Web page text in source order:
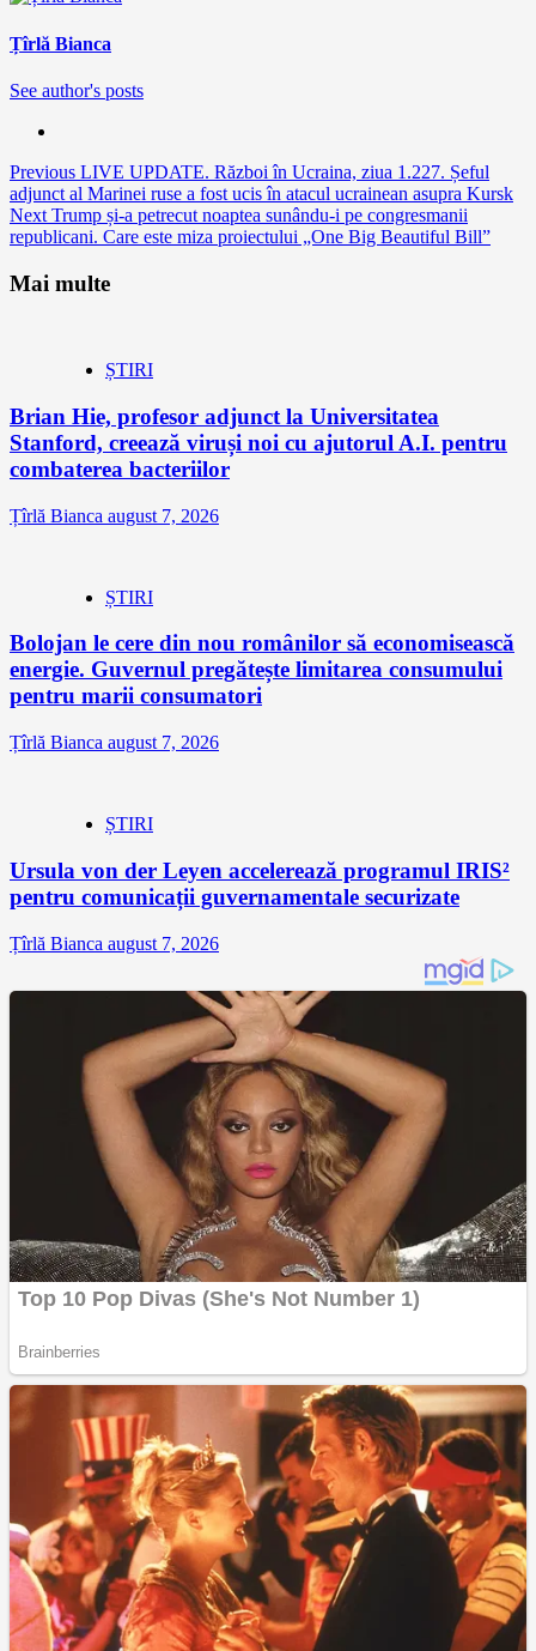
Țîrlă Bianca
See author's posts
Continue
Reading
Previous LIVE UPDATE. Război în Ucraina, ziua 1.227. Șeful
adjunct al Marinei ruse a fost ucis în atacul ucrainean asupra Kursk
Next Trump și-a petrecut noaptea sunându-i pe congresmanii
republicani. Care este miza proiectului „One Big Beautiful Bill”
Mai multe
ȘTIRI
Brian Hie, profesor adjunct la Universitatea
Stanford, creează viruși noi cu ajutorul A.I. pentru
combaterea bacteriilor
Țîrlă Bianca august 7, 2026
ȘTIRI
Bolojan le cere din nou românilor să economisească
energie. Guvernul pregătește limitarea consumului
pentru marii consumatori
Țîrlă Bianca august 7, 2026
ȘTIRI
Ursula von der Leyen accelerează programul IRIS²
pentru comunicații guvernamentale securizate
Țîrlă Bianca august 7, 2026